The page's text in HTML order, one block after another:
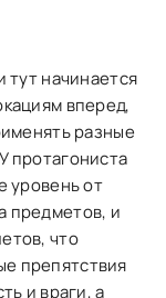
тут начинается
вперед,
разные
протагониста
уровень от
предметов, и
что
препятствия
и враги, а